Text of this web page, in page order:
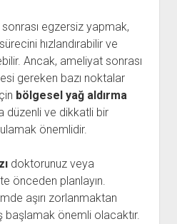
egzersiz yapmak,
hızlandırabilir ve
Ancak, ameliyat sonrası
gereken bazı noktalar
bölgesel yağ aldırma
düzenli ve dikkatli bir
önemlidir.
doktorunuz veya
önceden planlayın.
aşırı zorlanmaktan
başlamak önemli olacaktır.